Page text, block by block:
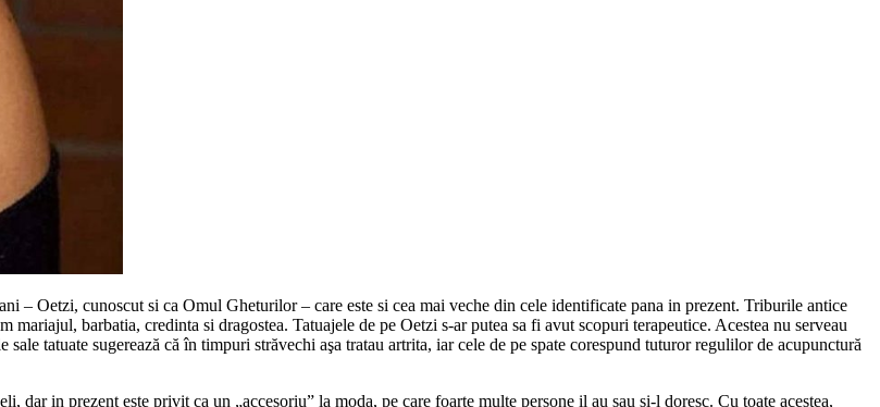
– Oetzi, cunoscut si ca Omul Gheturilor – care este si cea mai veche din cele identificate pana in prezent. Triburile antice
barbatia, credinta si dragostea. Tatuajele de pe Oetzi s-ar putea sa fi avut scopuri terapeutice. Acestea nu serveau
tatuate sugerează că în timpuri străvechi aşa tratau artrita, iar cele de pe spate corespund tuturor regulilor de acupunctură
in prezent este privit ca un „accesoriu” la moda, pe care foarte multe persone il au sau si-l doresc. Cu toate acestea,